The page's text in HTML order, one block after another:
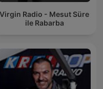
Virgin Radio - Mesut Süre
ile Rabarba